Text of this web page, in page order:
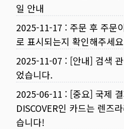
일 안내
2025-11-17 : 주문 후 주문
로 표시되는지 확인해주세
2025-11-07 : [안내] 검색
었습니다.
2025-06-11 : [중요] 국제
DISCOVER인 카드는 렌즈
습니다!